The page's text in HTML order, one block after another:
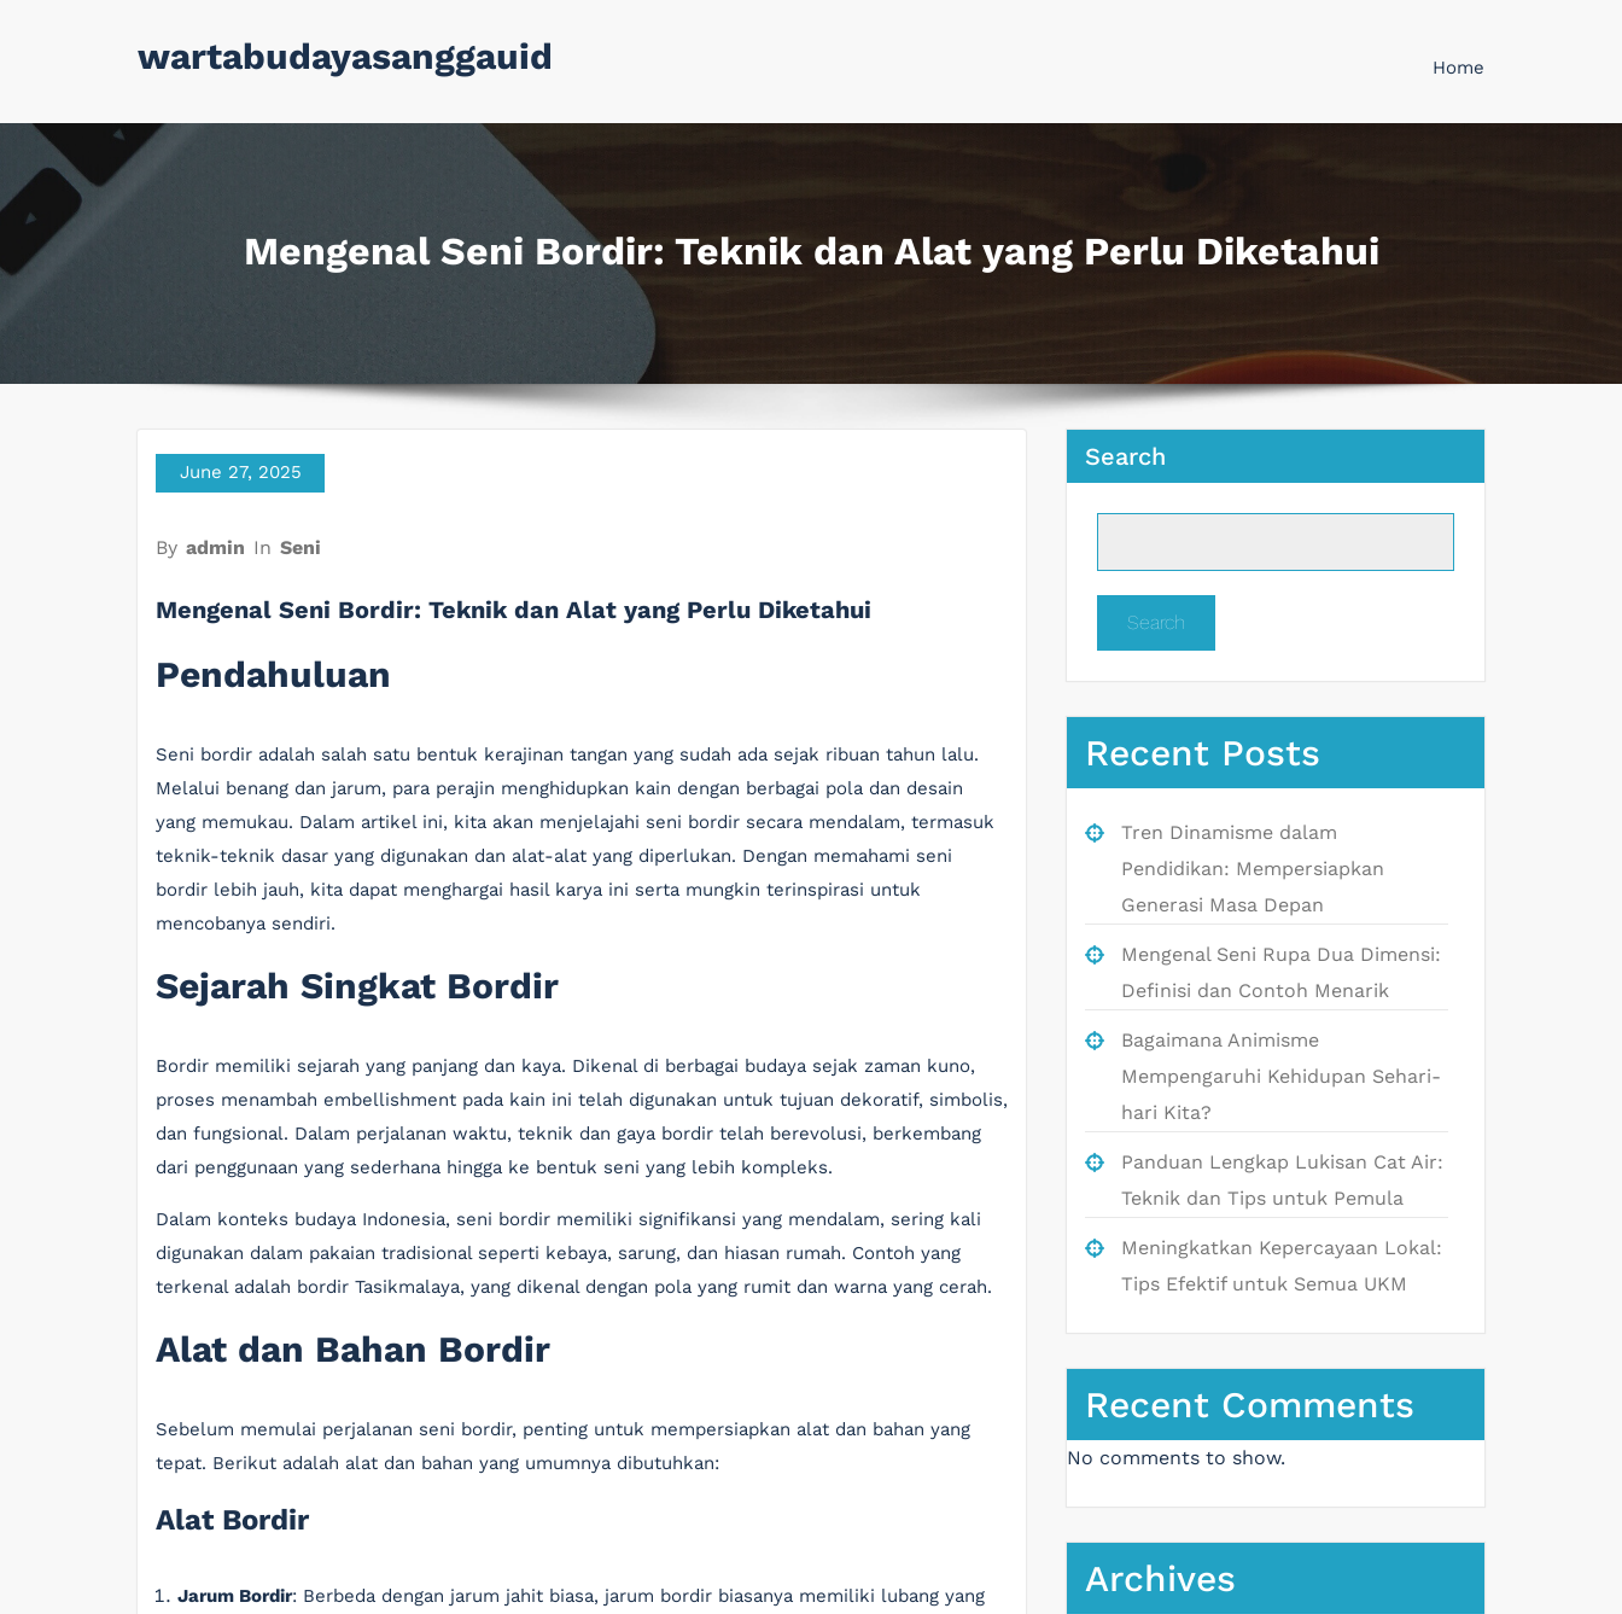
wartabudayasanggauid Home
Mengenal Seni Bordir: Teknik dan Alat yang Perlu Diketahui
June 27, 2025
By admin In Seni
Mengenal Seni Bordir: Teknik dan Alat yang Perlu Diketahui
Pendahuluan
Seni bordir adalah salah satu bentuk kerajinan tangan yang sudah ada sejak ribuan tahun lalu.
Melalui benang dan jarum, para perajin menghidupkan kain dengan berbagai pola dan desain
yang memukau. Dalam artikel ini, kita akan menjelajahi seni bordir secara mendalam, termasuk
teknik-teknik dasar yang digunakan dan alat-alat yang diperlukan. Dengan memahami seni
bordir lebih jauh, kita dapat menghargai hasil karya ini serta mungkin terinspirasi untuk
mencobanya sendiri.
Sejarah Singkat Bordir
Bordir memiliki sejarah yang panjang dan kaya. Dikenal di berbagai budaya sejak zaman kuno,
proses menambah embellishment pada kain ini telah digunakan untuk tujuan dekoratif, simbolis,
dan fungsional. Dalam perjalanan waktu, teknik dan gaya bordir telah berevolusi, berkembang
dari penggunaan yang sederhana hingga ke bentuk seni yang lebih kompleks.
Dalam konteks budaya Indonesia, seni bordir memiliki signifikansi yang mendalam, sering kali
digunakan dalam pakaian tradisional seperti kebaya, sarung, dan hiasan rumah. Contoh yang
terkenal adalah bordir Tasikmalaya, yang dikenal dengan pola yang rumit dan warna yang cerah.
Alat dan Bahan Bordir
Sebelum memulai perjalanan seni bordir, penting untuk mempersiapkan alat dan bahan yang
tepat. Berikut adalah alat dan bahan yang umumnya dibutuhkan:
Alat Bordir
Jarum Bordir: Berbeda dengan jarum jahit biasa, jarum bordir biasanya memiliki lubang yang
Search
Search
Recent Posts
Tren Dinamisme dalam
Pendidikan: Mempersiapkan
Generasi Masa Depan
Mengenal Seni Rupa Dua Dimensi:
Definisi dan Contoh Menarik
Bagaimana Animisme
Mempengaruhi Kehidupan Sehari-
hari Kita?
Panduan Lengkap Lukisan Cat Air:
Teknik dan Tips untuk Pemula
Meningkatkan Kepercayaan Lokal:
Tips Efektif untuk Semua UKM
Recent Comments
No comments to show.
Archives